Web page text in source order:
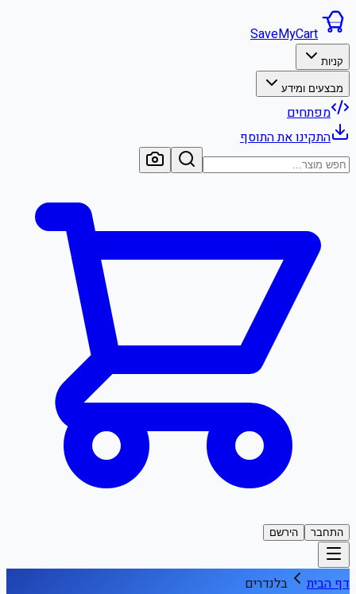
SaveMyCart
קניות
מבצעים ומידע
מפתחים
התקינו את התוסף
התחבר הירשם
דף הבית בלנדרים